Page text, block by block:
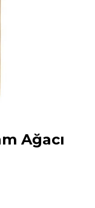
Ağacı